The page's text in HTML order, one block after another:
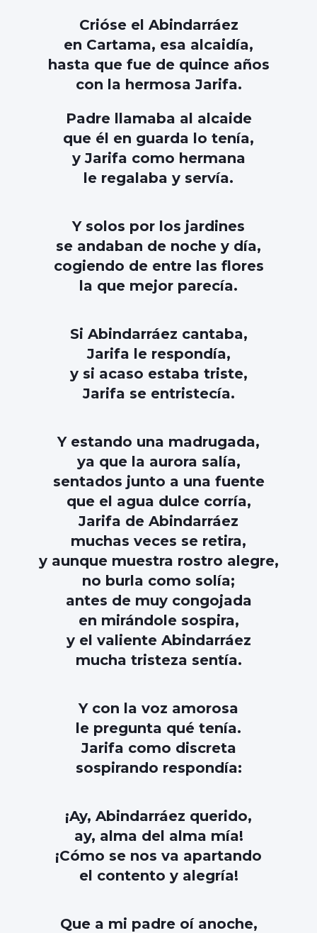
Crióse el Abindarráez
en Cartama, esa alcaidía,
hasta que fue de quince años
con la hermosa Jarifa.
Padre llamaba al alcaide
que él en guarda lo tenía,
y Jarifa como hermana
le regalaba y servía.
Y solos por los jardines
se andaban de noche y día,
cogiendo de entre las flores
la que mejor parecía.
Si Abindarráez cantaba,
Jarifa le respondía,
y si acaso estaba triste,
Jarifa se entristecía.
Y estando una madrugada,
ya que la aurora salía,
sentados junto a una fuente
que el agua dulce corría,
Jarifa de Abindarráez
muchas veces se retira,
y aunque muestra rostro alegre,
no burla como solía;
antes de muy congojada
en mirándole sospira,
y el valiente Abindarráez
mucha tristeza sentía.
Y con la voz amorosa
le pregunta qué tenía.
Jarifa como discreta
sospirando respondía:
¡Ay, Abindarráez querido,
ay, alma del alma mía!
¡Cómo se nos va apartando
el contento y alegría!
Que a mi padre oí anoche,